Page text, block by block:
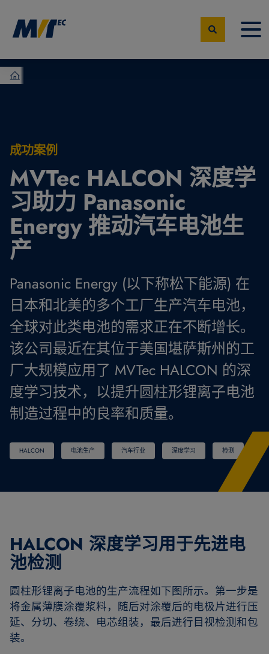
MVTec Software – 机器视觉专家
成功案例
MVTec HALCON 深度学
习助力 Panasonic
Energy 推动汽车电池生
产
Panasonic Energy (以下称松下能源) 在
日本和北美的多个工厂生产汽车电池，
全球对此类电池的需求正在不断增长。
该公司最近在其位于美国堪萨斯州的工
厂大规模应用了 MVTec HALCON 的深
度学习技术，以提升圆柱形锂离子电池
制造过程中的良率和质量。
HALCON 电池生产 汽车行业 深度学习 检测
HALCON 深度学习用于先进电
池检测
圆柱形锂离子电池的生产流程如下图所示。第一步是
将金属薄膜涂覆浆料，随后对涂覆后的电极片进行压
延、分切、卷绕、电芯组装，最后进行目视检测和包
装。